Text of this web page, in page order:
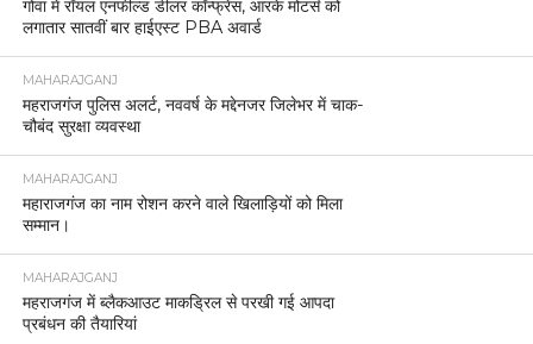
गोवा में रॉयल एनफील्ड डीलर कॉन्फ्रेंस, आरके मोटर्स को
लगातार सातवीं बार हाईएस्ट PBA अवार्ड
MAHARAJGANJ
महराजगंज पुलिस अलर्ट, नववर्ष के मद्देनजर जिलेभर में चाक-
चौबंद सुरक्षा व्यवस्था
MAHARAJGANJ
महाराजगंज का नाम रोशन करने वाले खिलाड़ियों को मिला
सम्मान।
MAHARAJGANJ
महराजगंज में ब्लैकआउट माकड्रिल से परखी गई आपदा
प्रबंधन की तैयारियां